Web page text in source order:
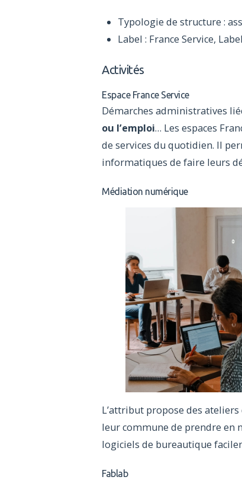
Typologie de structure :
Label : France Service,
Activités
Espace France Service
Démarches administratives
ou l’emploi… Les espaces
de services du quotidien. Il
informatiques de faire leurs
Médiation numérique
L’attribut propose des
leur commune de prendre en
logiciels de bureautique
Fablab